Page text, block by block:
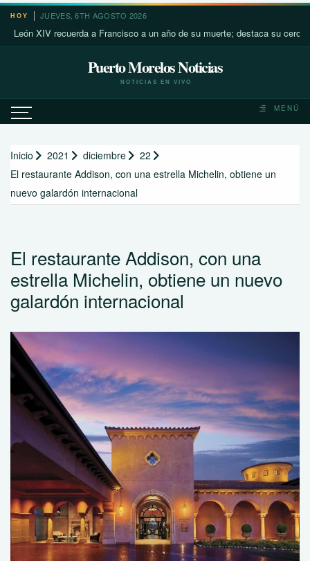
Saltar
contenido
HOY JUEVES, 6TH AGOSTO 2026
XIV recuerda a Francisco a un año de su muerte; destaca su cercanía
Puerto Morelos Noticias
NOTICIAS EN VIVO
MENÚ
Inicio 2021 diciembre
22
El restaurante Addison, con una estrella Michelin, obtiene un
nuevo galardón internacional
El restaurante Addison, con una
estrella Michelin, obtiene un nuevo
galardón internacional